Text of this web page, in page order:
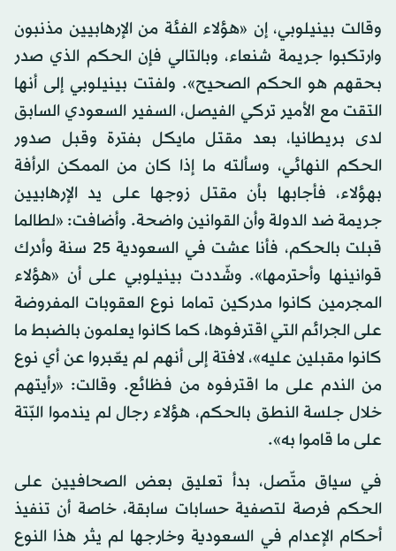
وقالت بينيلوبي، إن «هؤلاء الفئة من الإرهابيين مذنبون
وارتكبوا جريمة شنعاء، وبالتالي فإن الحكم الذي صدر
بحقهم هو الحكم الصحيح». ولفتت بينيلوبي إلى أنها
التقت مع الأمير تركي الفيصل، السفير السعودي السابق
لدى بريطانيا، بعد مقتل مايكل بفترة وقبل صدور
الحكم النهائي، وسألته ما إذا كان من الممكن الرأفة
بهؤلاء، فأجابها بأن مقتل زوجها على يد الإرهابيين
جريمة ضد الدولة وأن القوانين واضحة. وأضافت: «لطالما
قبلت بالحكم، فأنا عشت في السعودية 25 سنة وأدرك
قوانينها وأحترمها». وشّددت بينيلوبي على أن «هؤلاء
المجرمين كانوا مدركين تماما نوع العقوبات المفروضة
على الجرائم التي اقترفوها، كما كانوا يعلمون بالضبط ما
كانوا مقبلين عليه»، لافتة إلى أنهم لم يعّبروا عن أي نوع
من الندم على ما اقترفوه من فظائع. وقالت: «رأيتهم
خلال جلسة النطق بالحكم، هؤلاء رجال لم يندموا البّتة
على ما قاموا به».
في سياق متّصل، بدأ تعليق بعض الصحافيين على
الحكم فرصة لتصفية حسابات سابقة، خاصة أن تنفيذ
أحكام الإعدام في السعودية وخارجها لم يثر هذا النوع